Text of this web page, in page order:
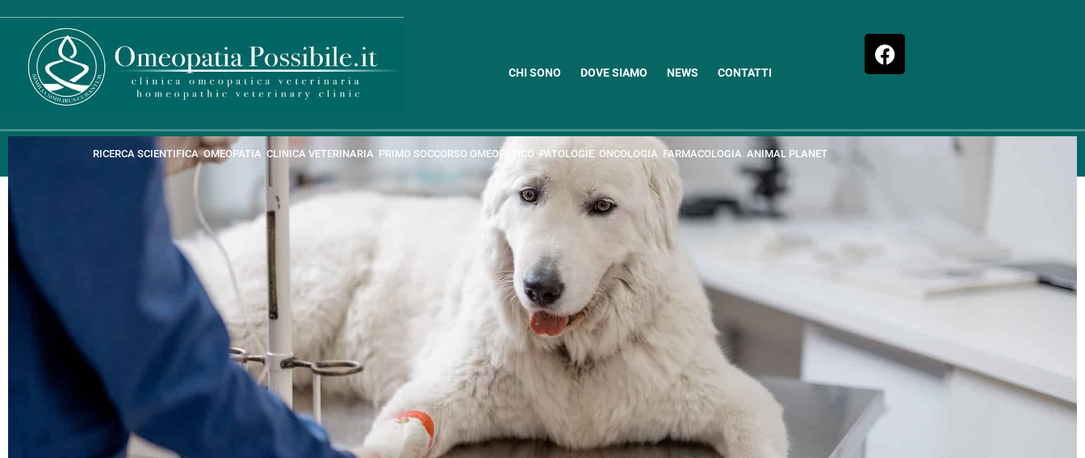
CHI SONO DOVE SIAMO NEWS CONTATTI
RICERCA SCIENTIFICA OMEOPATIA CLINICA VETERINARIA PRIMO SOCCORSO OMEOPATICO PATOLOGIE ONCOLOGIA FARMACOLOGIA ANIMAL PLANET